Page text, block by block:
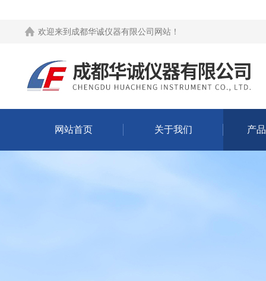
欢迎来到 成都华诚仪器有限公司网站 ！
网站首页 关于我们 产